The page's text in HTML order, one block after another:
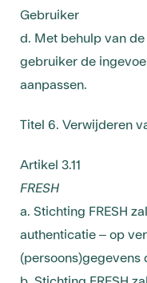
Gebruiker
d. Met behulp van
gebruiker de
aanpassen.
Titel 6. Verwijderen
Artikel 3.11
FRESH
a. Stichting FRESH
authenticatie – op
(persoons)gegevens